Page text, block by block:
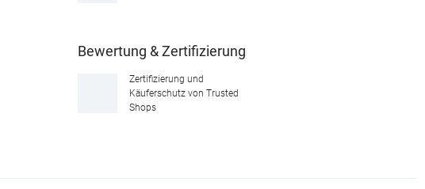
Bewertung & Zertifizierung
Zertifizierung und
Käuferschutz von Trusted
Shops